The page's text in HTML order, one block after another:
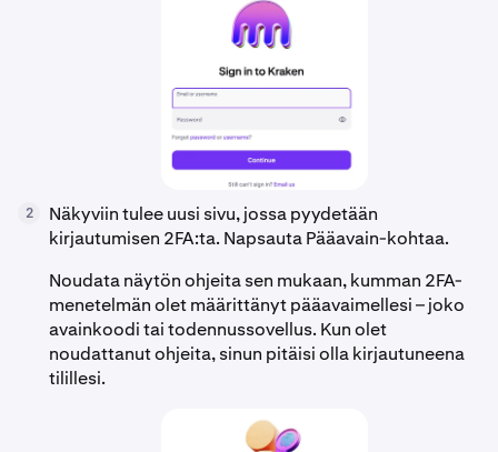
2
Näkyviin tulee uusi sivu, jossa pyydetään
kirjautumisen 2FA:ta. Napsauta Pääavain-kohtaa.
Noudata näytön ohjeita sen mukaan, kumman 2FA-
menetelmän olet määrittänyt pääavaimellesi – joko
avainkoodi tai todennussovellus. Kun olet
noudattanut ohjeita, sinun pitäisi olla kirjautuneena
tilillesi.